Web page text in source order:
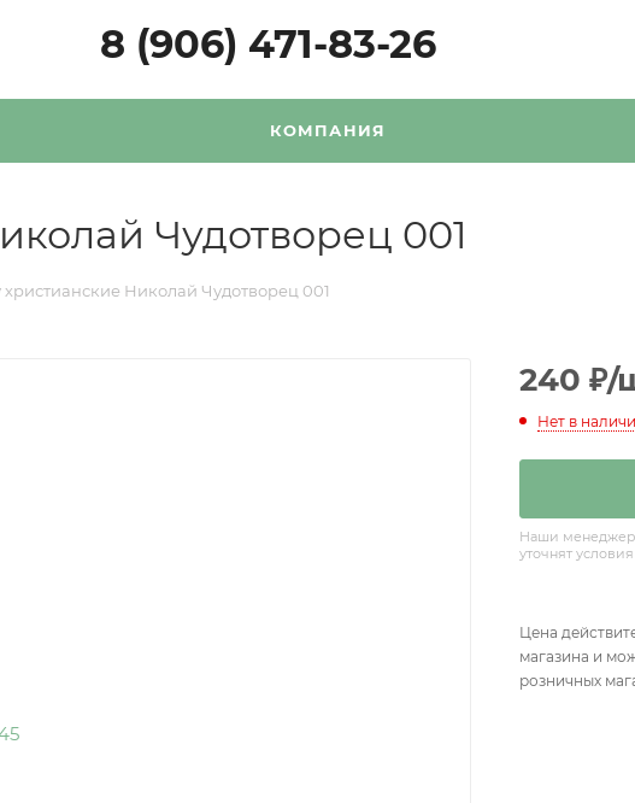
8 (906) 471-83-26
КОМПАНИЯ
Чудотворец 001
Николай Чудотворец 001
240 ₽/
Нет в
Наши
уточнят условия
Цена
магазина и
розничных